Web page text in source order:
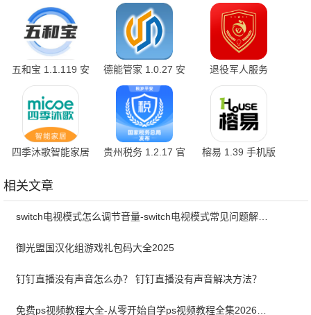
五和宝 1.1.119 安
卓版
德能管家 1.0.27 安
卓版
退役军人服务
1.2.5 官方版
四季沐歌智能家居
贵州税务 1.2.17 官
榕易 1.39 手机版
相关文章
switch电视模式怎么调节音量-switch电视模式常见问题解决方案
御光盟国汉化组游戏礼包码大全2025
钉钉直播没有声音怎么办？ 钉钉直播没有声音解决方法？